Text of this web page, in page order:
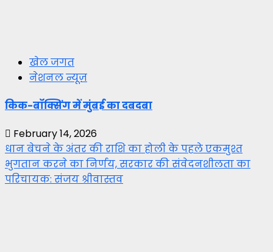
खेल जगत
नेशनल न्यूज़
किक-बॉक्सिंग में मुंबई का दबदबा
February 14, 2026
धान बेचने के अंतर की राशि का होली के पहले एकमुश्त
भुगतान करने का निर्णय, सरकार की संवेदनशीलता का
परिचायक: संजय श्रीवास्तव